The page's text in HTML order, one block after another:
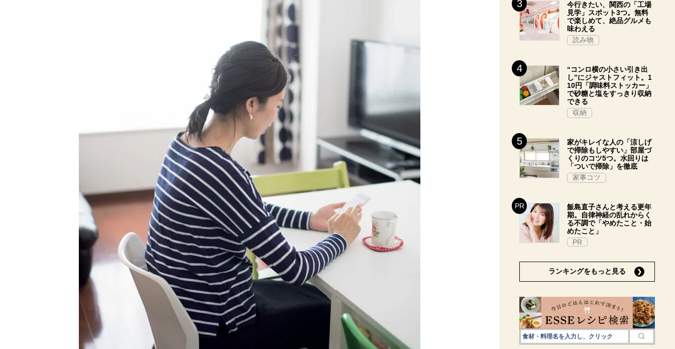
今行きたい、関西の「工場
見学」スポット3つ。無料
で楽しめて、絶品グルメも
味わえる
読み物
“コンロ横の小さい引き出
し”にジャストフィット。1
10円「調味料ストッカー」
で砂糖と塩をすっきり収納
できる
収納
家がキレイな人の「涼しげ
で掃除もしやすい」部屋づ
くりのコツ5つ。水回りは
「ついで掃除」を徹底
家事コツ
飯島直子さんと考える更年
期。自律神経の乱れからく
る不調で「やめたこと・始
めたこと」
PR
ランキングをもっと見る